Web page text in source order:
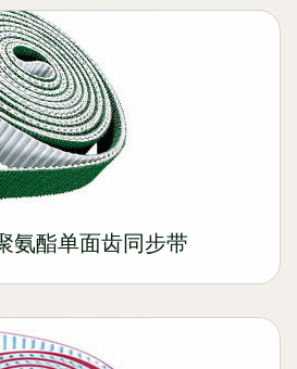
氨酯单面齿同步带